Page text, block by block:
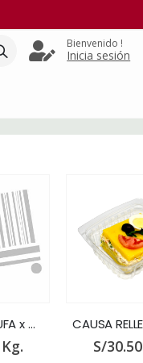
Bienvenido !
Inicia sesión
ARROZ CHAUFA x GR.
Kg. S/30.50